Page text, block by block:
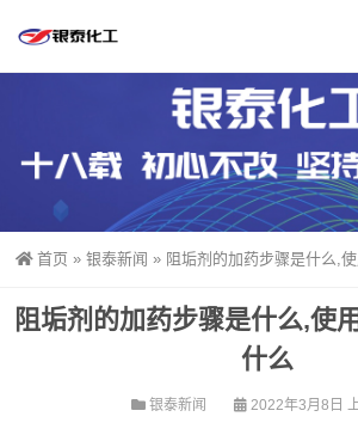
首页 » 银泰新闻 » 阻垢剂的加药步骤是什么,
阻垢剂的加药步骤是什么,使
什么
银泰新闻 2022年3月8日